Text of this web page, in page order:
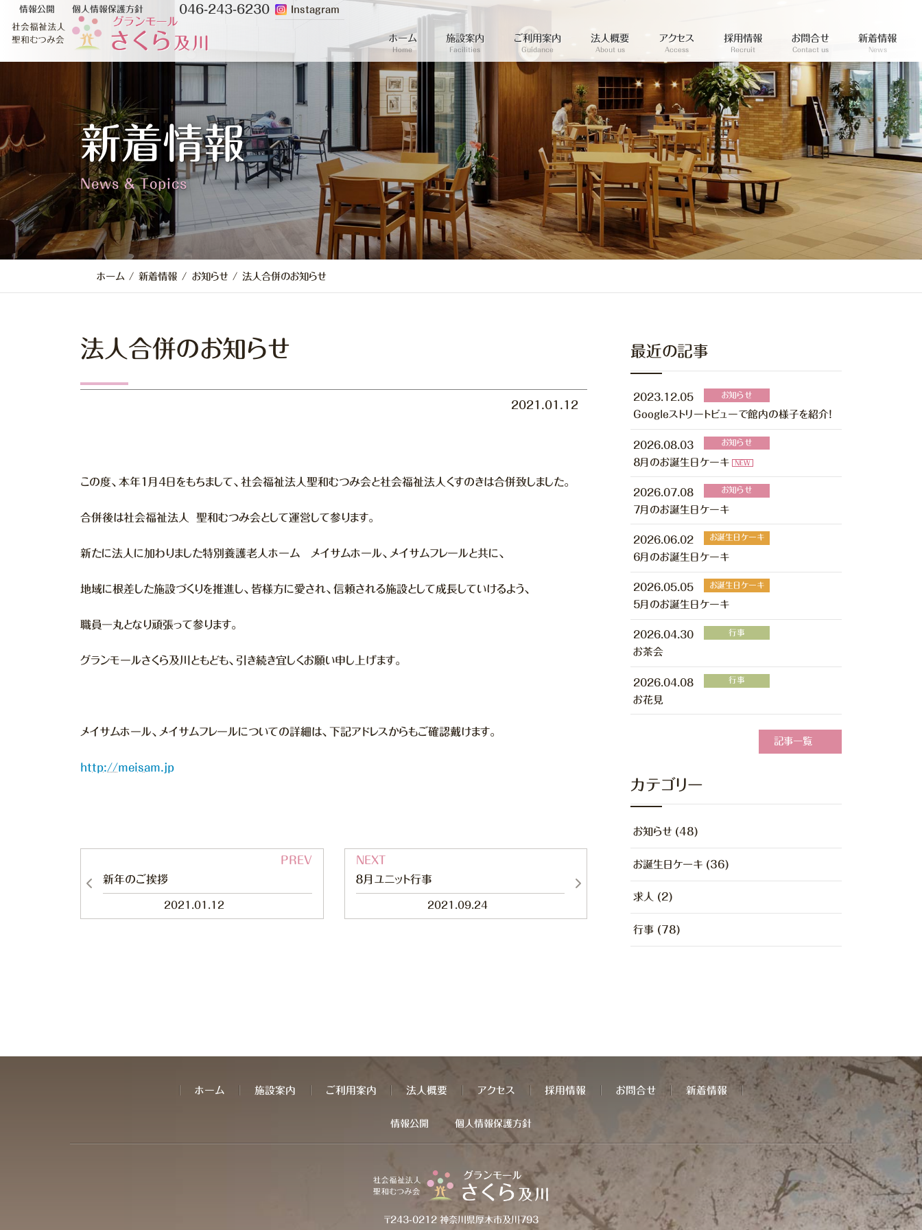
へ
キ
プ
ョ
に
動
情報公開 個人情報保護方針 046-243-6230 Instagram
ホーム
Home
施設案内
Facilities
ご利用案内
Guidance
法人概要
About us
アクセス
Access
採用情報
Recruit
お問合せ
Contact us
新着情報
News
新着情報
News & Topics
ホーム 新着情報 お知らせ 法人合併のお知らせ
法人合併のお知らせ
2021.01.12
この度、本年1月4日をもちまして、社会福祉法人聖和むつみ会と社会福祉法人くすのきは合併致しました。
合併後は社会福祉法人 聖和むつみ会として運営して参ります。
新たに法人に加わりました特別養護老人ホーム メイサムホール、メイサムフレールと共に、
地域に根差した施設づくりを推進し、皆様方に愛され、信頼される施設として成長していけるよう、
職員一丸となり頑張って参ります。
グランモールさくら及川ともども、引き続き宜しくお願い申し上げます。
メイサムホール、メイサムフレールについての詳細は、下記アドレスからもご確認戴けます。
http://meisam.jp
新年のご挨拶
2021.01.12
８月ユニット行事
2021.09.24
最近の記事
2023.12.05 お知らせ
Googleストリートビューで館内の様子を紹介！
2026.08.03 お知らせ
８月のお誕生日ケーキ NEW
2026.07.08 お知らせ
７月のお誕生日ケーキ
2026.06.02 お誕生日ケーキ
６月のお誕生日ケーキ
2026.05.05 お誕生日ケーキ
５月のお誕生日ケーキ
2026.04.30 行事
お茶会
2026.04.08 行事
お花見
記事一覧
カテゴリー
お知らせ (48)
お誕生日ケーキ (36)
求人 (2)
行事 (78)
ホーム 施設案内 ご利用案内 法人概要 アクセス 採用情報 お問合せ 新着情報
情報公開 個人情報保護方針
〒243-0212 神奈川県厚木市及川793